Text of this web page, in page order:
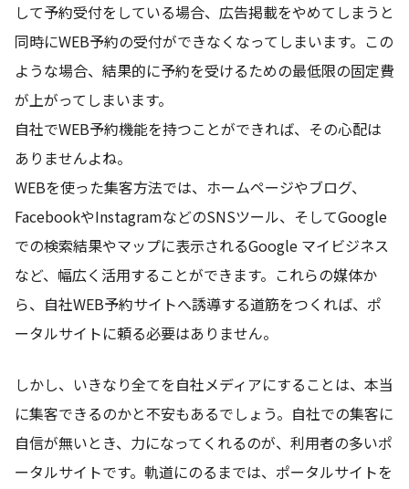
して予約受付をしている場合、広告掲載をやめてしまうと
同時にWEB予約の受付ができなくなってしまいます。この
ような場合、結果的に予約を受けるための最低限の固定費
が上がってしまいます。
自社でWEB予約機能を持つことができれば、その心配は
ありませんよね。
WEBを使った集客方法では、ホームページやブログ、
FacebookやInstagramなどのSNSツール、そしてGoogle
での検索結果やマップに表示されるGoogle マイビジネス
など、幅広く活用することができます。これらの媒体か
ら、自社WEB予約サイトへ誘導する道筋をつくれば、ポ
ータルサイトに頼る必要はありません。
しかし、いきなり全てを自社メディアにすることは、本当
に集客できるのかと不安もあるでしょう。自社での集客に
自信が無いとき、力になってくれるのが、利用者の多いポ
ータルサイトです。軌道にのるまでは、ポータルサイトを